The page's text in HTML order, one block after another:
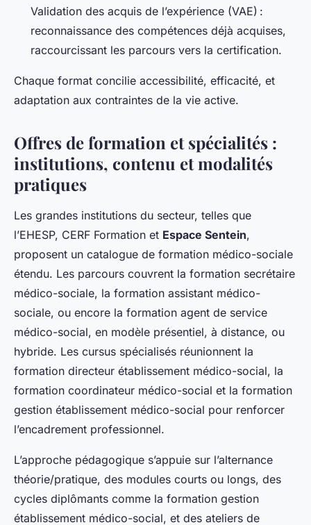
Validation des acquis de l’expérience (VAE) :
reconnaissance des compétences déjà acquises,
raccourcissant les parcours vers la certification.
Chaque format concilie accessibilité, efficacité, et
adaptation aux contraintes de la vie active.
Offres de formation et spécialités :
institutions, contenu et modalités
pratiques
Les grandes institutions du secteur, telles que
l’EHESP, CERF Formation et Espace Sentein,
proposent un catalogue de formation médico-sociale
étendu. Les parcours couvrent la formation secrétaire
médico-sociale, la formation assistant médico-
sociale, ou encore la formation agent de service
médico-social, en modèle présentiel, à distance, ou
hybride. Les cursus spécialisés réunionnent la
formation directeur établissement médico-social, la
formation coordinateur médico-social et la formation
gestion établissement médico-social pour renforcer
l’encadrement professionnel.
L’approche pédagogique s’appuie sur l’alternance
théorie/pratique, des modules courts ou longs, des
cycles diplômants comme la formation gestion
établissement médico-social, et des ateliers de